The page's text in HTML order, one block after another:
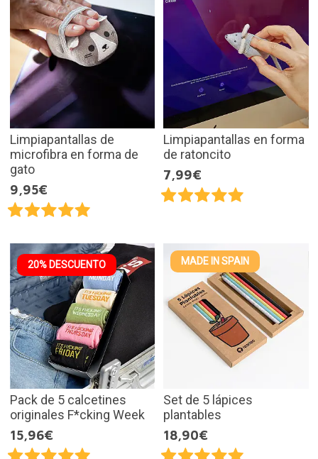
Limpiapantallas de
microfibra en forma de
gato
9,95€
Limpiapantallas en forma
de ratoncito
7,99€
20% DESCUENTO
Pack de 5 calcetines
originales F*cking Week
15,96€
MADE IN SPAIN
Set de 5 lápices
plantables
18,90€